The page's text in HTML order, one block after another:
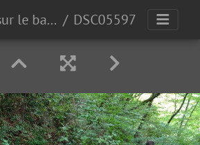
La Vence sur le bas de Quaix DSC05597